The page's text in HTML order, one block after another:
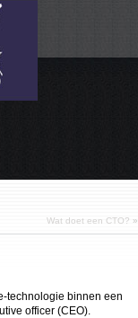
Wat doet een CTO? »
technologie binnen een
officer (CEO).